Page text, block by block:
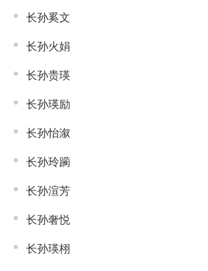
长孙奚文
长孙火娟
长孙贵瑛
长孙瑛励
长孙怡溆
长孙玲躏
长孙渲芳
长孙奢悦
长孙瑛栩